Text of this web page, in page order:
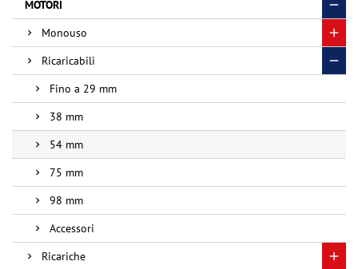
MOTORI
Monouso
Ricaricabili
Fino a 29 mm
38 mm
54 mm
75 mm
98 mm
Accessori
Ricariche